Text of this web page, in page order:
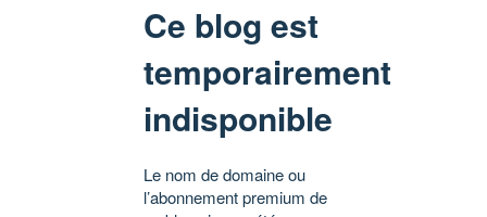
Ce blog est
temporairement
indisponible
Le nom de domaine ou
l’abonnement premium de